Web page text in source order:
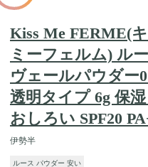
Kiss Me FERME(
ミーフェルム) ル
ヴェールパウダー
透明タイプ 6g 保
おしろい SPF20
伊勢半
ルース パウダー 安い